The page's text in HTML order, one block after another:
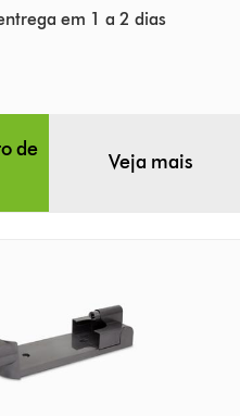
em 1 a 2 dias
de
Veja mais